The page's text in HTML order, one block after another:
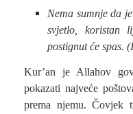
Nema sumnje da
svjetlo, koristan
postignut će spas.
Kur’an je Allahov
pokazati najveće
prema njemu. Čovjek